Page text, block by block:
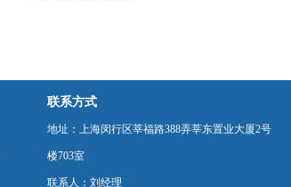
联系方式
地址：上海闵行区莘福路388弄莘东置业大厦2号
楼703室
联系人：刘经理